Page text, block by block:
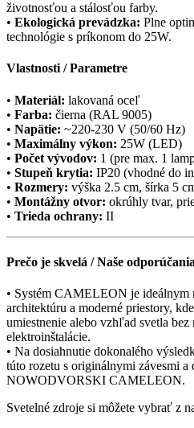
životnosťou a stálosťou farby.
• Ekologická prevádzka: Plne
technológie s príkonom do 25W.
Vlastnosti / Parametre
• Materiál: lakovaná oceľ
• Farba: čierna (RAL 9005)
• Napätie: ~220-230 V (50/60 Hz)
• Maximálny výkon: 25W (LED)
• Počet vývodov: 1 (pre max. 1
• Stupeň krytia: IP20 (vhodné do
• Rozmery: výška 2.5 cm, šírka 5
• Montážny otvor: okrúhly tvar,
• Trieda ochrany: II
Prečo je skvelá / Naše odporúčania
• Systém CAMELEON je ideálnym
architektúru a moderné priestory,
umiestnenie alebo vzhľad svetla bez
elektroinštalácie.
• Na dosiahnutie dokonalého
túto rozetu s originálnymi závesmi
NOWODVORSKI CAMELEON.
Svetelné zdroje si môžete vybrať z